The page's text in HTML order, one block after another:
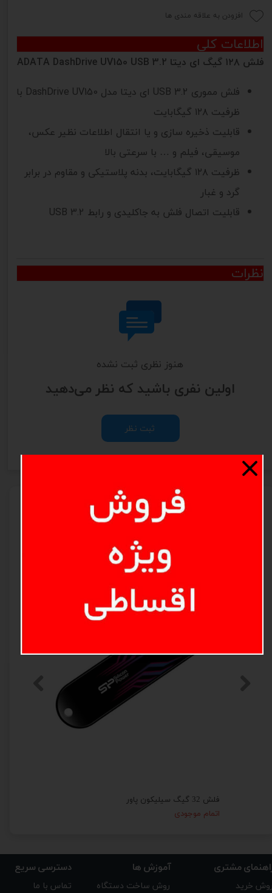
افزودن به علاقه مندی ها
اطلاعات کلی
فلش ۱۲۸ گیگ ای دیتا ADATA DashDrive UV150 USB 3.2
فلش مموری USB 3.2 ای دیتا مدل DashDrive UV150 با
ظرفیت ۱۲۸ گیگابایت
قابلیت ذخیره سازی و یا انتقال اطلاعات نظیر عکس،
موسیقی، فیلم و … با سرعتی بالا
ظرفیت ۱۲۸ گیگابایت، بدنه پلاستیکی و مقاوم در برابر
گرد و غبار
قابلیت اتصال فلش به جاکلیدی و رابط USB 3.2
نظرات
هنوز نظری ثبت نشده
اولین نفری باشید که نظر می‌دهید
ثبت نظر
محصولات مرتبط
فلش 32 گیگ سیلیکون پاور
اتمام موجودی
مشتری
خرید
آموزش ها
روش ساخت دستگاه
دسترسی سریع
تماس با ما